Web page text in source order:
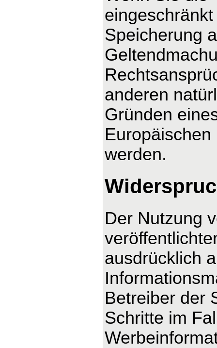
Speicherung
anderen
Gründen
werden.
Der Nutzung
ausdrücklich
Betreiber der
Schritte im